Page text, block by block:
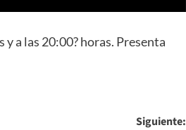
a las 20:00? horas. Presenta
Siguiente: